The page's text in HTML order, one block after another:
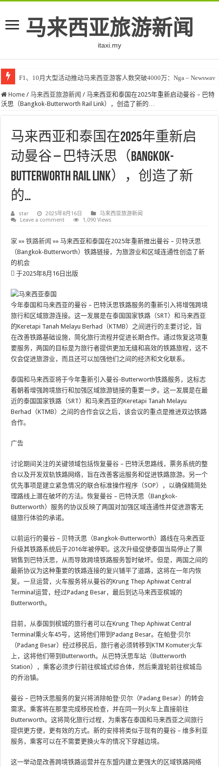
马来西亚旅游新闻
itaxi.my
F1、10月大型活动推动马来西亚游客人数突破4000万：Nga – Newswav
Home / 马来西亚旅游新闻 / 马来西亚和泰国在2025年重新启动曼谷 – 巴特
沃思（Bangkok-Butterworth Rail Link），创造了新的…
马来西亚和泰国在2025年重新启
动曼谷 – 巴特沃思（Bangkok-
Butterworth Rail Link），创造了新
的…
star 2025年8月16日
马来西亚旅游新闻
Leave a comment
1,090 Views
家 »» 铁路新闻 »» 马来西亚和泰国在2025年重新推出曼谷 – 贝特沃思
（Bangkok-Butterworth）铁路链接，为旅游业和区域连通性创造了新
的机会
于2025年8月16日出版
今年泰国和马来西亚的曼谷 – 巴特沃思铁路服务的重新引入将增强跨境
旅行和区域旅游连接。这一发展是在泰国国家铁路（SRT）和马来西亚
的Keretapi Tanah Melayu Berhad（KTMB）之间进行的主要讨论，旨
在改善铁路基础设施，简化旅行流程并促进长期合作。通过恢复这项重
要服务，两国的目标是为旅行者提供更加无缝和高效的铁路旅程，这不
仅会促进旅游业，而且还可以加强他们之间的经济和文化联系。
泰国和马来西亚将于今年重新引入曼谷-Butterworth铁路服务，这标志
着朝着增强跨境旅行和加强区域旅游链接的重要一步。这一发展是在最
近的泰国国家铁路（SRT）和马来西亚的Keretapi Tanah Melayu
Berhad（KTMB）之间的合作会议之后，该会议的重点是推进双边铁路
合作。
广告
讨论期间关注的关键领域包括恢复曼谷 – 巴特沃思路线，票务系统的整
合以及开发双轨铁路网络，旨在改善客运服务和促进铁路旅游。另一个
优先事项是建立紧急情况的联合标准操作程序（SOP），以确保精简处
理路线上潜在破坏的方法。恢复曼谷 – 巴特沃思（Bangkok-
Butterworth）服务的协议反映了两国对加强区域连通性并促进游客无
缝旅行体验的承诺。
以前运行的曼谷 – 贝特沃思（Bangkok-Butterworth）路线在马来西亚
升级其铁路系统后于2016年被停职。这次升级促使泰国当局停止了票
销售到巴特沃思，从而导致跨境铁路服务暂时破坏。但是，两国之间的
最新协议为这种重要的铁路连接的复兴铺平了道路，这将在一年内恢
复。一旦运营，火车服务将从曼谷的Krung Thep Aphiwat Central
Terminal运营，经过Padang Besar，最后到达马来西亚槟城的
Butterworth。
目前，从泰国到槟城的旅行者可以在Krung Thep Aphiwat Central
Terminal乘火车45号，这将他们带到Padang Besar。在帕登·贝尔
（Padang Besar）经过移民后，旅行者必须转移到KTM Komuter火车
上，这将他们带到Butterworth。从巴特沃思车站（Butterworth
Station），乘客必须步行前往槟城式综合体，然后乘渡轮前往槟城岛
的乔治镇。
曼谷 – 巴特沃思服务的复兴将消除帕登·贝尔（Padang Besar）的转会
需求。乘客将在那里完成移民检查，并在同一列火车上直接前往
Butterworth。这将简化旅行过程，为乘客在泰国和马来西亚之间旅行
提供更方便，更有效的方式。新的安排将类似于现有的曼谷 – 维多利亚
服务，乘客可以在不需要更换火车的情况下穿越边境。
这一举动是改善跨境铁路运营并在东盟内建立更强大的区域铁路网络